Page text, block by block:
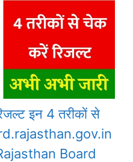
इन 4 तरीकों से
Board